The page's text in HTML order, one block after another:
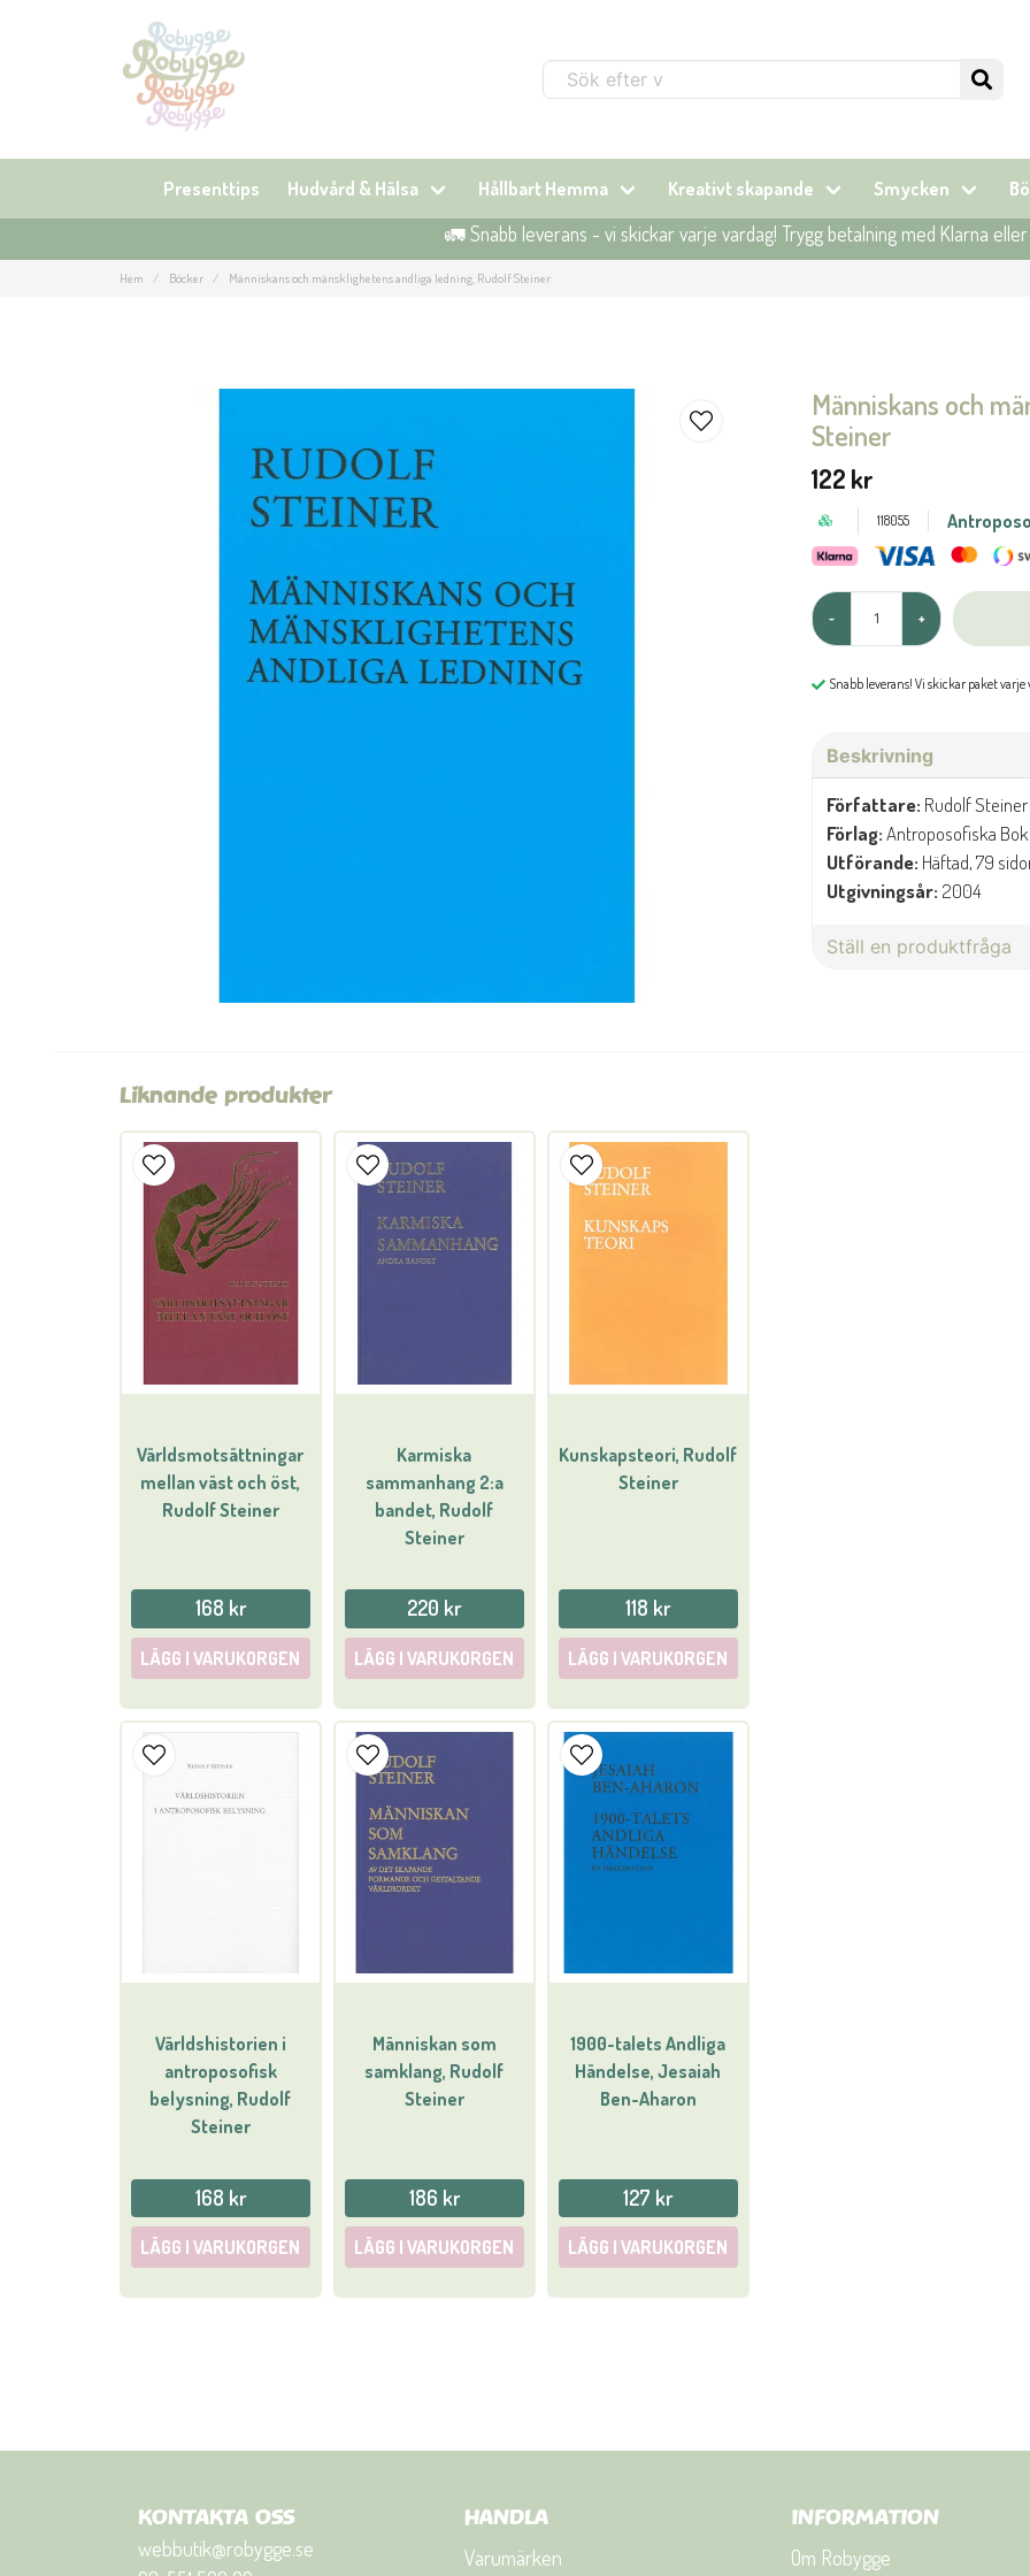
Sök...
Presenttips Hudvård & Hälsa Hållbart Hemma Kreativt skapande Smycken
🚛 Snabb leverans - vi skickar varje vardag! Trygg betalning med Klarna
Hem Böcker Människans och mänsklighetens andliga ledning, Rudolf Steiner
Människans och
Steiner
122 kr
118055
- +
Snabb leverans! Vi skickar paket varje
Beskrivning
Författare: Rudolf Steiner
Förlag:Antroposofiska
Utförande: Häftad, 79
Utgivningsår: 2004
Ställ en produktfråga
Liknande produkter
Världsmotsättningar
mellan väst och öst,
Rudolf Steiner
168 kr
LÄGG I VARUKORGEN
Karmiska
sammanhang 2:a
bandet, Rudolf
Steiner
220 kr
LÄGG I VARUKORGEN
Kunskapsteori, Rudolf
Steiner
118 kr
LÄGG I VARUKORGEN
Världshistorien i
antroposofisk
belysning, Rudolf
Steiner
168 kr
LÄGG I VARUKORGEN
Människan som
samklang, Rudolf
Steiner
186 kr
LÄGG I VARUKORGEN
1900-talets Andliga
Händelse, Jesaiah
Ben-Aharon
127 kr
LÄGG I VARUKORGEN
KONTAKTA OSS
webbutik@robygge.se
HANDLA
Varumärken
INFORMATION
Om Robygge